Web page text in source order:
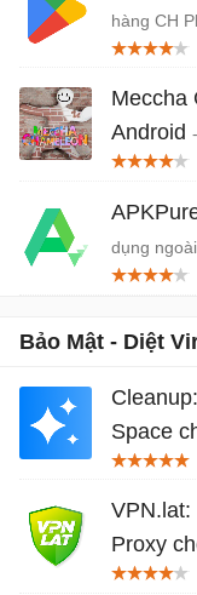
hàng CH
Meccha
Android
nhộn
dụng
Bảo Mật - Diệt
Space
dụng hỗ
VPN.lat:
Proxy
VPN miễn